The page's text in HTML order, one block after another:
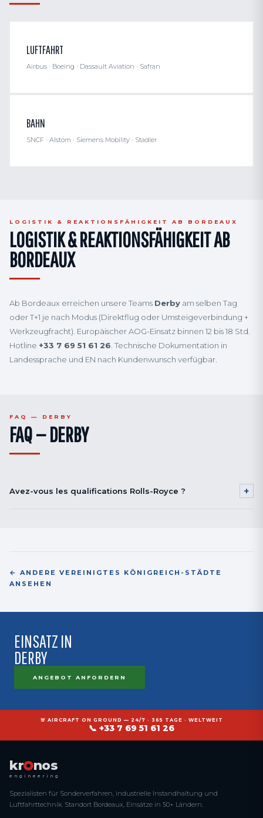
LUFTFAHRT
Airbus · Boeing · Dassault Aviation · Safran
BAHN
SNCF · Alstom · Siemens Mobility · Stadler
LOGISTIK & REAKTIONSFÄHIGKEIT AB BORDEAUX
LOGISTIK & REAKTIONSFÄHIGKEIT AB
BORDEAUX
Ab Bordeaux erreichen unsere Teams Derby am selben Tag
oder T+1 je nach Modus (Direktflug oder Umsteigeverbindung +
Werkzeugfracht). Europäischer AOG-Einsatz binnen 12 bis 18 Std.
Hotline +33 7 69 51 61 26 . Technische Dokumentation in
Landessprache und EN nach Kundenwunsch verfügbar.
FAQ — DERBY
FAQ — DERBY
Avez-vous les qualifications Rolls-Royce ? +
← ANDERE VEREINIGTES KÖNIGREICH-STÄDTE
ANSEHEN
EINSATZ IN
DERBY
ANGEBOT ANFORDERN
🚨 AIRCRAFT ON GROUND — 24/7 · 365 TAGE · WELTWEIT
📞 +33 7 69 51 61 26
kr nos
engineering
Spezialisten für Sonderverfahren, industrielle Instandhaltung und
Luftfahrttechnik. Standort Bordeaux, Einsätze in 50+ Ländern.